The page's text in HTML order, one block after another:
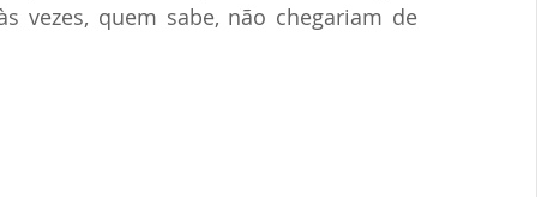
vezes, quem sabe, não chegariam de